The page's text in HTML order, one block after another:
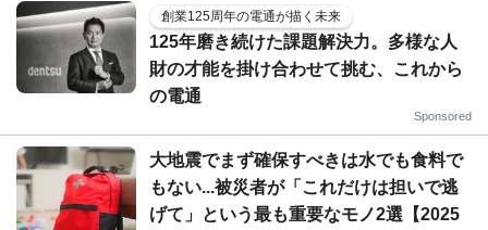
創業125周年の電通が描く未来
125年磨き続けた課題解決力。多様な人
財の才能を掛け合わせて挑む、これから
の電通
Sponsored
大地震でまず確保すべきは水でも食料で
もない...被災者が「これだけは担いで逃
げて」という最も重要なモノ2選【2025